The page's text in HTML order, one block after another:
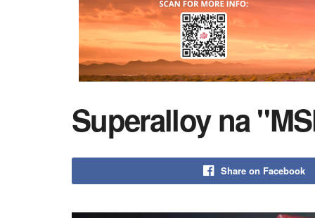
Superalloy na
Share on Facebook